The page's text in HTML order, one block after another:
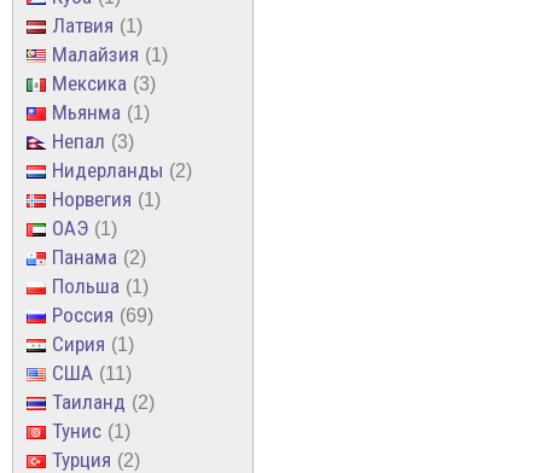
Латвия 1
Малайзия 1
Мексика 3
Мьянма 1
Непал 3
Нидерланды 2
Норвегия 1
ОАЭ 1
Панама 2
Польша 1
Россия 69
Сирия 1
США 11
Таиланд 2
Тунис 1
Турция 2